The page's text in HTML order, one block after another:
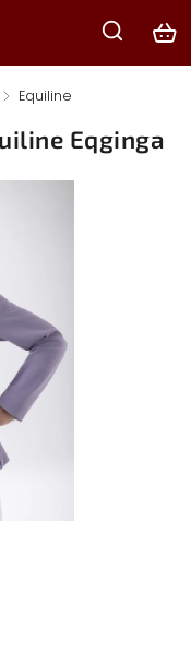
/ Equiline
Eqginga